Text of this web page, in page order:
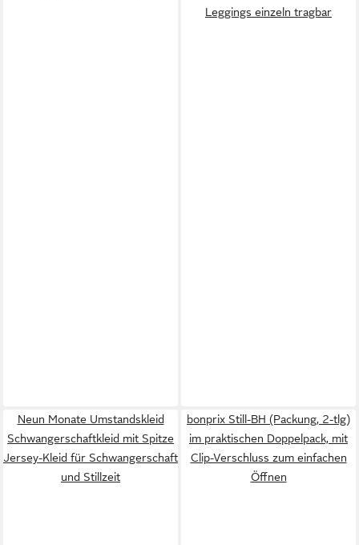
Leggings einzeln tragbar
Neun Monate Umstandskleid
Schwangerschaftkleid mit Spitze
Jersey-Kleid für Schwangerschaft
und Stillzeit
bonprix Still-BH (Packung, 2-tlg)
im praktischen Doppelpack, mit
Clip-Verschluss zum einfachen
Öffnen